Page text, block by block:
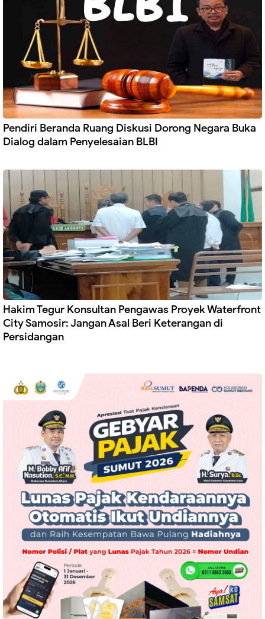
Pendiri Beranda Ruang Diskusi Dorong Negara Buka
Dialog dalam Penyelesaian BLBI
Hakim Tegur Konsultan Pengawas Proyek Waterfront
City Samosir: Jangan Asal Beri Keterangan di
Persidangan